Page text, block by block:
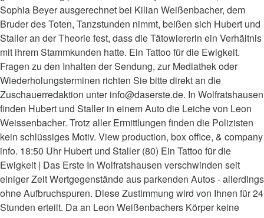
Sophia Beyer ausgerechnet bei Kilian Weißenbacher, dem
Bruder des Toten, Tanzstunden nimmt, beißen sich Hubert und
Staller an der Theorie fest, dass die Tätowiererin ein Verhältnis
mit ihrem Stammkunden hatte. Ein Tattoo für die Ewigkeit.
Fragen zu den Inhalten der Sendung, zur Mediathek oder
Wiederholungsterminen richten Sie bitte direkt an die
Zuschauerredaktion unter info@daserste.de. In Wolfratshausen
finden Hubert und Staller in einem Auto die Leiche von Leon
Weissenbacher. Trotz aller Ermittlungen finden die Polizisten
kein schlüssiges Motiv. View production, box office, & company
info. 18:50 Uhr Hubert und Staller (80) Ein Tattoo für die
Ewigkeit | Das Erste In Wolfratshausen verschwinden seit
einiger Zeit Wertgegenstände aus parkenden Autos - allerdings
ohne Aufbruchspuren. Diese Zustimmung wird von Ihnen für 24
Stunden erteilt. Da an Leon Weißenbachers Körper keine